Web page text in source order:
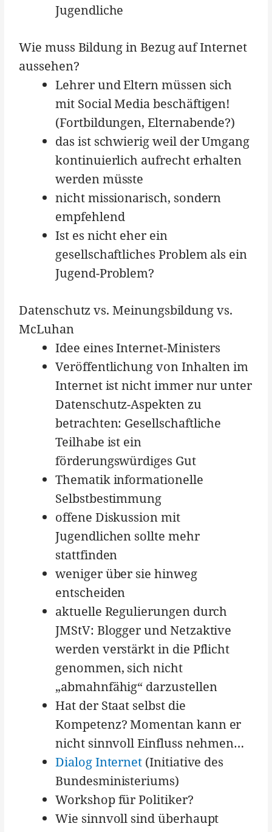
Jugendliche
Wie muss Bildung in Bezug auf Internet
aussehen?
Lehrer und Eltern müssen sich
mit Social Media beschäftigen!
(Fortbildungen, Elternabende?)
das ist schwierig weil der Umgang
kontinuierlich aufrecht erhalten
werden müsste
nicht missionarisch, sondern
empfehlend
Ist es nicht eher ein
gesellschaftliches Problem als ein
Jugend-Problem?
Datenschutz vs. Meinungsbildung vs.
McLuhan
Idee eines Internet-Ministers
Veröffentlichung von Inhalten im
Internet ist nicht immer nur unter
Datenschutz-Aspekten zu
betrachten: Gesellschaftliche
Teilhabe ist ein
förderungswürdiges Gut
Thematik informationelle
Selbstbestimmung
offene Diskussion mit
Jugendlichen sollte mehr
stattfinden
weniger über sie hinweg
entscheiden
aktuelle Regulierungen durch
JMStV: Blogger und Netzaktive
werden verstärkt in die Pflicht
genommen, sich nicht
„abmahnfähig“ darzustellen
Hat der Staat selbst die
Kompetenz? Momentan kann er
nicht sinnvoll Einfluss nehmen…
Dialog Internet (Initiative des
Bundesministeriums)
Workshop für Politiker?
Wie sinnvoll sind überhaupt